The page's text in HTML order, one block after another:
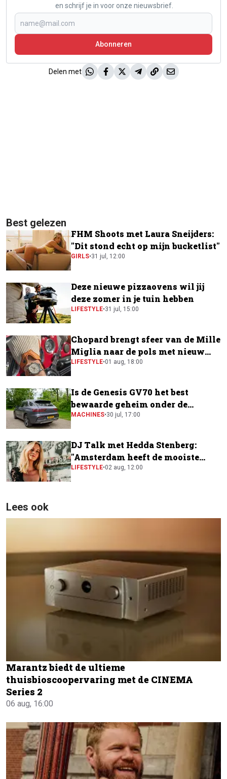
en schrijf je in voor onze nieuwsbrief.
Abonneren
Delen met
Best gelezen
FHM Shoots met Laura Sneijders:
"Dit stond echt op mijn bucketlist"
GIRLS•31 jul, 12:00
Deze nieuwe pizzaovens wil jij
deze zomer in je tuin hebben
LIFESTYLE•31 jul, 15:00
Chopard brengt sfeer van de Mille
Miglia naar de pols met nieuw
horloge
LIFESTYLE•01 aug, 18:00
Is de Genesis GV70 het best
bewaarde geheim onder de
elektrische SUV's?
MACHINES•30 jul, 17:00
DJ Talk met Hedda Stenberg:
"Amsterdam heeft de mooiste
festivalscene van Europa"
LIFESTYLE•02 aug, 12:00
Lees ook
Marantz biedt de ultieme
thuisbioscoopervaring met de CINEMA
Series 2
06 aug, 16:00